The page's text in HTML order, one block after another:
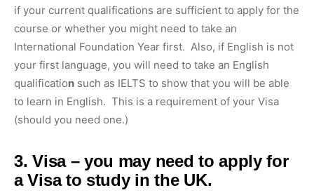
if your current qualifications are sufficient to apply for the
course or whether you might need to take an
International Foundation Year first. Also, if English is not
your first language, you will need to take an English
qualification such as IELTS to show that you will be able
to learn in English. This is a requirement of your Visa
(should you need one.)
3. Visa – you may need to apply for
aVisato study in the UK.